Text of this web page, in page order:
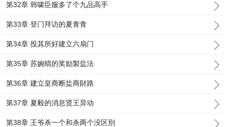
第32章 韩啸臣服多了个九品高手
第33章 登门拜访的夏青青
第34章 投其所好建立六扇门
第35章 苏婉晴的奖励製盐法
第36章 建立皇商断盐商財路
第37章 夏毅的消息贤王异动
第38章 王爷杀一个和杀两个没区別